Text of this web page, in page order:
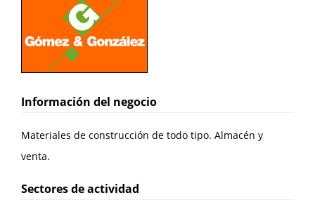
Información del negocio
Materiales de construcción de todo tipo. Almacén y
venta.
Sectores de actividad